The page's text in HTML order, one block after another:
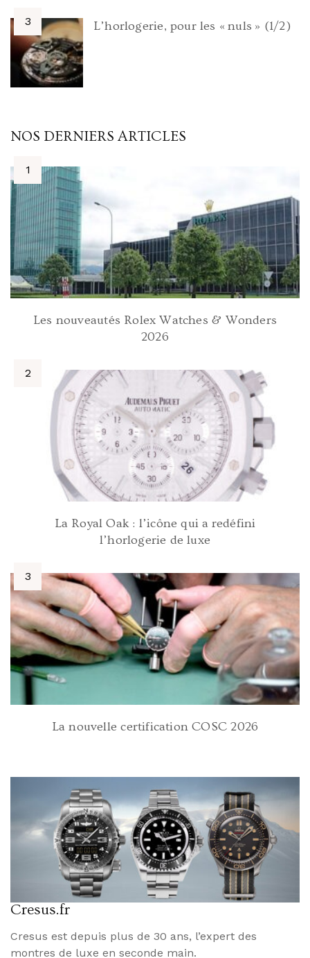
L’horlogerie, pour les « nuls » (1/2)
NOS DERNIERS ARTICLES
Les nouveautés Rolex Watches & Wonders
2026
La Royal Oak : l’icône qui a redéfini
l’horlogerie de luxe
La nouvelle certification COSC 2026
Cresus.fr
Cresus est depuis plus de 30 ans, l’expert des
montres de luxe en seconde main.